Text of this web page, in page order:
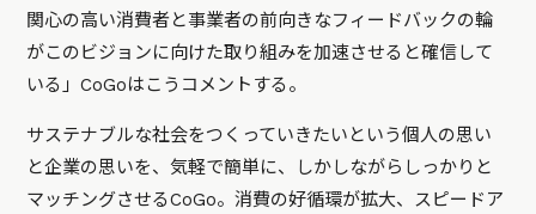
関心の高い消費者と事業者の前向きなフィードバックの輪
がこのビジョンに向けた取り組みを加速させると確信して
いる」CoGoはこうコメントする。
サステナブルな社会をつくっていきたいという個人の思い
と企業の思いを、気軽で簡単に、しかしながらしっかりと
マッチングさせるCoGo。消費の好循環が拡大、スピードア